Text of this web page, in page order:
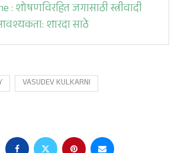
: शोषणविरहित जगासाठी स्त्रीवादी
शारदा साठे
VASUDEV KULKARNI